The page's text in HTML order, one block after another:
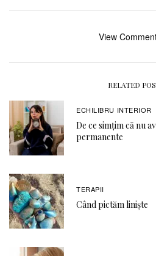
View
RELATED
ECHILIBRU INTERIOR
De ce simțim că nu
permanente
TERAPII
Când pictăm liniște